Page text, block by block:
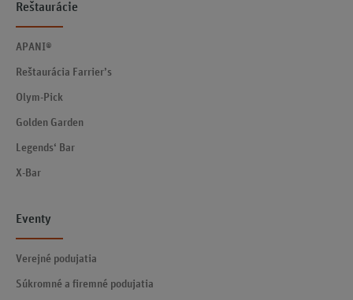
Reštaurácie
APANI®
Reštaurácia Farrier’s
Olym-Pick
Golden Garden
Legends‘ Bar
X-Bar
Eventy
Verejné podujatia
Súkromné a firemné podujatia